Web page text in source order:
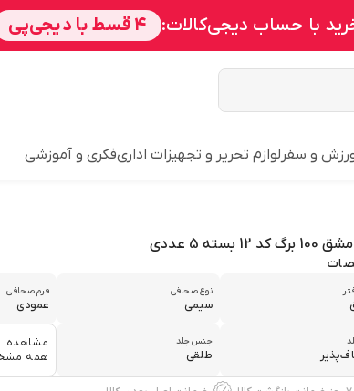
و سفر لوازم تحریر و تجهیزات اداریفکری و آموزشی
12 بسته 5 عددی
نوع صحافی
سیمی
فرم صحافی
عمودی
جنس جلد
طلقی
مشاهده
همه